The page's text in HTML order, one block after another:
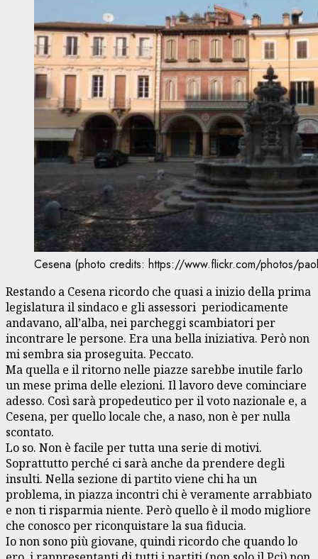
Cesena (photo credits: https://www.flickr.com/photos/
Restando a Cesena ricordo che quasi a inizio della prima
legislatura il sindaco e gli assessori periodicamente
andavano, all’alba, nei parcheggi scambiatori per
incontrare le persone. Era una bella iniziativa. Però non
mi sembra sia proseguita. Peccato.
Ma quella e il ritorno nelle piazze sarebbe inutile farlo
un mese prima delle elezioni. Il lavoro deve cominciare
adesso. Così sarà propedeutico per il voto nazionale e, a
Cesena, per quello locale che, a naso, non è per nulla
scontato.
Lo so. Non è facile per tutta una serie di motivi.
Soprattutto perché ci sarà anche da prendere degli
insulti. Nella sezione di partito viene chi ha un
problema, in piazza incontri chi è veramente arrabbiato
e non ti risparmia niente. Però quello è il modo migliore
che conosco per riconquistare la sua fiducia.
Io non sono più giovane, quindi ricordo che quando lo